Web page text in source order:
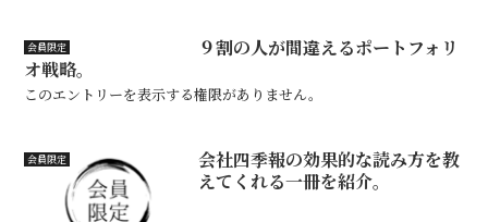
会員限定
９割の人が間違えるポートフォリ
オ戦略。
このエントリーを表示する権限がありません。
会員限定
会社四季報の効果的な読み方を教
えてくれる一冊を紹介。